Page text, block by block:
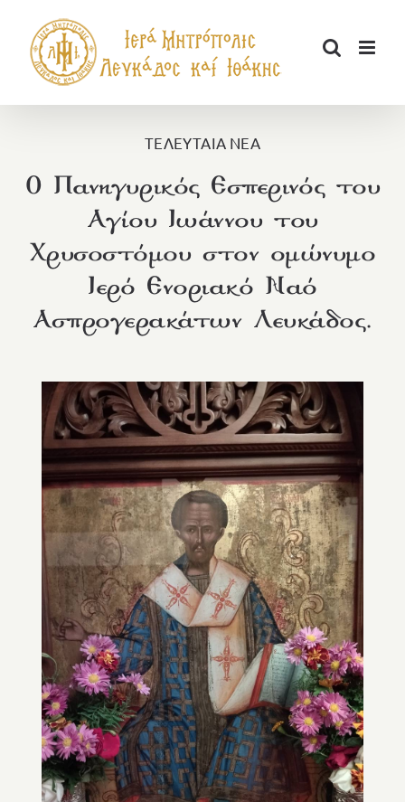
περιεχόμενο
ΤΕΛΕΥΤΑΙΑ ΝΕΑ
Ο Πανηγυρικός Εσπερινός του
Αγίου Ιωάννου του
Χρυσοστόμου στον ομώνυμο
Ιερό Ενοριακό Ναό
Ασπρογερακάτων Λευκάδος.